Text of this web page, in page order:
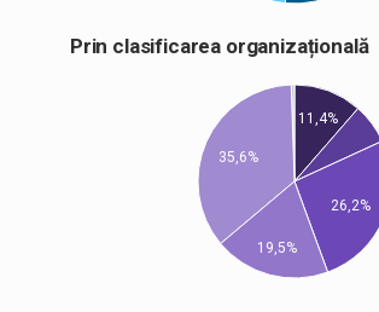
Prin clasificarea organizațională
11,4%
26,2%
35,6%
19,5%